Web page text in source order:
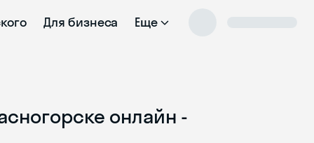
Для бизнеса Еще
онлайн -